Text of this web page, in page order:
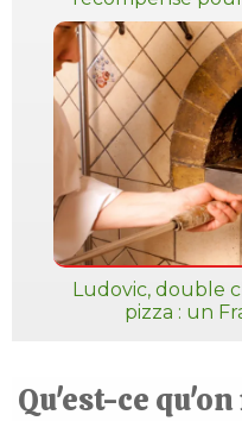
Ludovic, double
pizza : un
Qu'est-ce